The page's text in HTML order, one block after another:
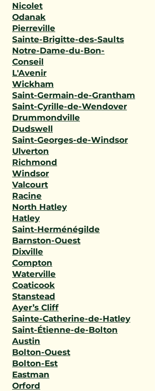
Nicolet
Odanak
Pierreville
Sainte-Brigitte-des-Saults
Notre-Dame-du-Bon-
Conseil
L'Avenir
Wickham
Saint-Germain-de-Grantham
Saint-Cyrille-de-Wendover
Drummondville
Dudswell
Saint-Georges-de-Windsor
Ulverton
Richmond
Windsor
Valcourt
Racine
North Hatley
Hatley
Saint-Herménégilde
Barnston-Ouest
Dixville
Compton
Waterville
Coaticook
Stanstead
Ayer’s Cliff
Sainte-Catherine-de-Hatley
Saint-Étienne-de-Bolton
Austin
Bolton-Ouest
Bolton-Est
Eastman
Orford